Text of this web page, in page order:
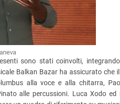
sono stati coinvolti, integrando
Balkan Bazar ha assicurato che
alla voce e alla chitarra,
alle percussioni. Luca Xodo ed